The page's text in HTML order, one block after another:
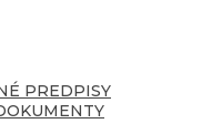
PREDPISY